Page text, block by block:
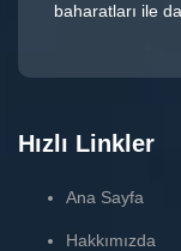
baharatları ile
Hızlı Linkler
Ana Sayfa
Hakkımızda